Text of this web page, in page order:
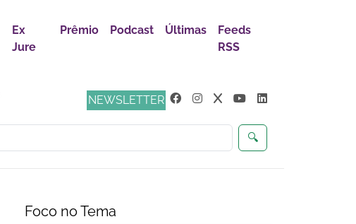
Ex
Jure
Prêmio Podcast Últimas
Feeds
RSS
NEWSLETTER
🔍
Foco no Tema